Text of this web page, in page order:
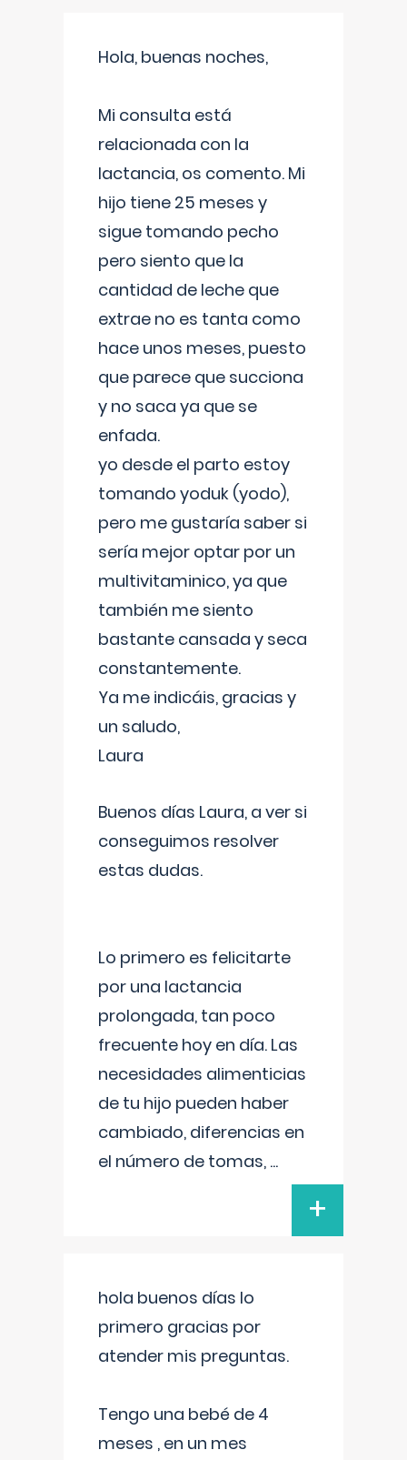
Hola, buenas noches,
Mi consulta está
relacionada con la
lactancia, os comento. Mi
hijo tiene 25 meses y
sigue tomando pecho
pero siento que la
cantidad de leche que
extrae no es tanta como
hace unos meses, puesto
que parece que succiona
y no saca ya que se
enfada.
yo desde el parto estoy
tomando yoduk (yodo),
pero me gustaría saber si
sería mejor optar por un
multivitaminico, ya que
también me siento
bastante cansada y seca
constantemente.
Ya me indicáis, gracias y
un saludo,
Laura
Buenos días Laura, a ver si
conseguimos resolver
estas dudas.
Lo primero es felicitarte
por una lactancia
prolongada, tan poco
frecuente hoy en día. Las
necesidades alimenticias
de tu hijo pueden haber
cambiado, diferencias en
el número de tomas, ...
+
hola buenos días lo
primero gracias por
atender mis preguntas.
Tengo una bebé de 4
meses , en un mes